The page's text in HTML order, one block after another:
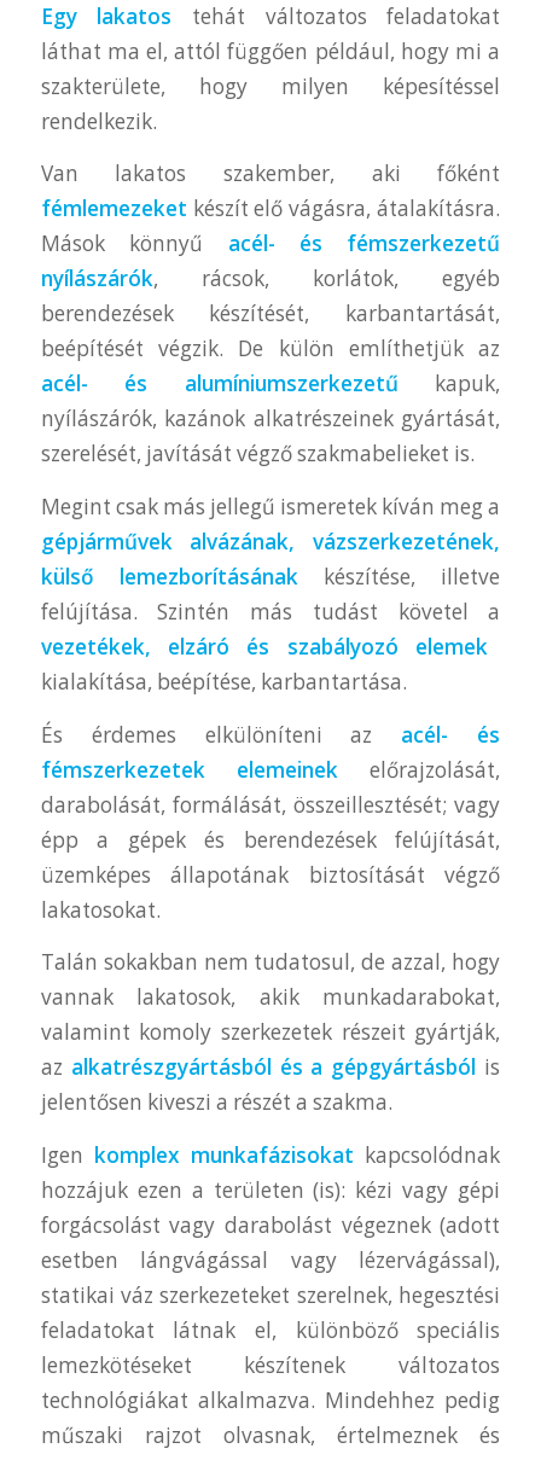
Egy lakatos tehát változatos feladatokat
láthat ma el, attól függően például, hogy mi a
szakterülete, hogy milyen képesítéssel
rendelkezik.
Van lakatos szakember, aki főként
fémlemezeket készít elő vágásra, átalakításra.
Mások könnyű acél- és fémszerkezetű
nyílászárók, rácsok, korlátok, egyéb
berendezések készítését, karbantartását,
beépítését végzik. De külön említhetjük az
acél- és alumíniumszerkezetű kapuk,
nyílászárók, kazánok alkatrészeinek gyártását,
szerelését, javítását végző szakmabelieket is.
Megint csak más jellegű ismeretek kíván meg a
gépjárművek alvázának, vázszerkezetének,
külső lemezborításánakkészítése, illetve
felújítása. Szintén más tudást követel a
vezetékek, elzáró és szabályozó elemek
kialakítása, beépítése, karbantartása.
És érdemes elkülöníteni az acél- és
fémszerkezetek elemeinekelőrajzolását,
darabolását, formálását, összeillesztését; vagy
épp a gépek és berendezések felújítását,
üzemképes állapotának biztosítását végző
lakatosokat.
Talán sokakban nem tudatosul, de azzal, hogy
vannak lakatosok, akik munkadarabokat,
valamint komoly szerkezetek részeit gyártják,
az alkatrészgyártásból és a gépgyártásból is
jelentősen kiveszi a részét a szakma.
Igen komplex munkafázisokat kapcsolódnak
hozzájuk ezen a területen (is): kézi vagy gépi
forgácsolást vagy darabolást végeznek (adott
esetben lángvágással vagy lézervágással),
statikai váz szerkezeteket szerelnek, hegesztési
feladatokat látnak el, különböző speciális
lemezkötéseket készítenek változatos
technológiákat alkalmazva. Mindehhez pedig
műszaki rajzot olvasnak, értelmeznek és